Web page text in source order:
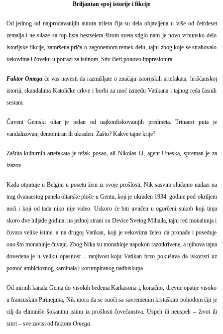
Briljantan spoj istorije i fikcije
Od jednog od najprodavanijih autora trilera čija su dela objavljena u više od četrdeset
zemalja i ne silaze sa top-lista bestselera širom sveta stiglo nam je novo vrhunsko delo
istorijske fikcije, zamršena priča o zagonetnom remek-delu, tajni zbog koje se strahovalo
vekovima i čoveku u potrazi za istinom. Stiv Beri ponovo impresionira.
Faktor Omegaće vas navesti da razmišljate o značaju istorijskih artefakata, hrišćanskoj
istoriji, skandalima Katoličke crkve i borbi za moć između Vatikana i tajnog reda časnih
sestara.
Čuveni Gentski oltar je jedan od najkonfiskovanijih predmeta. Trinaest puta je
vandalizovan, demontiran ili ukraden. Zašto? Kakve tajne krije?
Zaštita kulturnih artefakata je težak posao, ali Nikolas Li, agent Uneska, spreman je za
izazov.
Kada otputuje u Belgiju u posetu ženi iz svoje prošlosti, Nik sasvim slučajno nailazi na
trag dvanaestog panela oltarske ploče u Gentu, koji je ukraden 1934. godine pod okriljem
noći i koji od tada niko nije video. Uskoro će biti uvučen u ogorčeni sukob koji tinja
skoro dve hiljade godina: na jednoj strani su Device Svetog Mihaila, tajni red monahinja i
čuvara velike istine, a na drugoj Vatikan, koji je vekovima želeo da pronađe i poseduje
ono što monahinje čuvaju. Zbog Nika su monahinje napokon razotkrivene, a njihova tajna
dovedena je u veliku opasnost – ranjivost koju Vatikan brzo pokušava da iskoristi uz
pomoć ambicioznog kardinala i korumpiranog nadbiskupa.
Od mirnih kanala Genta do visokih bedema Karkasona i, konačno, drevne opatije visoko
u francuskim Pirinejima, Nik mora da se suoči sa savremenim krstaškim pohodom čiji je
cilj da eliminiše šokantnu istinu iz prošlosti čovečanstva. Uspeh ili neuspeh – život ili
smrt – sve zavisi od faktora Omega.